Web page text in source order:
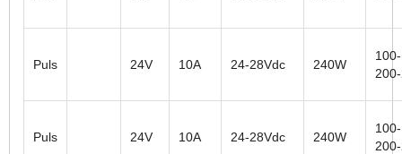
Puls 24V 10A 24-28Vdc 240W
Puls 24V 10A 24-28Vdc 240W